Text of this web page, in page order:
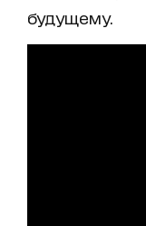
будущему.